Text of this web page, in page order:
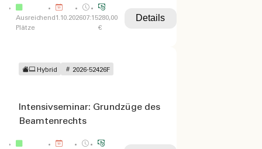
Ausreichend
Plätze
1.10.202607:15280,00
€
Details
Hybrid 2026-52426F
Intensivseminar: Grundzüge des
Beamtenrechts